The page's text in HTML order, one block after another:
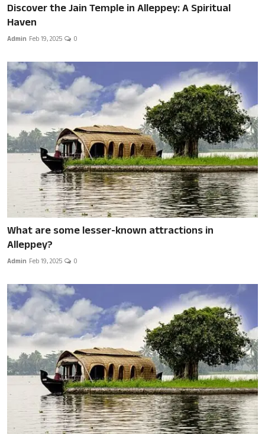
Discover the Jain Temple in Alleppey: A Spiritual
Haven
Admin Feb 19, 2025 0
What are some lesser-known attractions in
Alleppey?
Admin Feb 19, 2025 0